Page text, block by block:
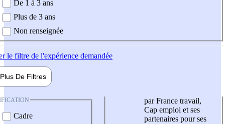
De 1 à 3 ans
Plus de 3 ans
Non renseignée
le filtre de l'expérience demandée
Plus De Filtres
Cadre
par France travail,
Cap emploi et ses
partenaires pour ses